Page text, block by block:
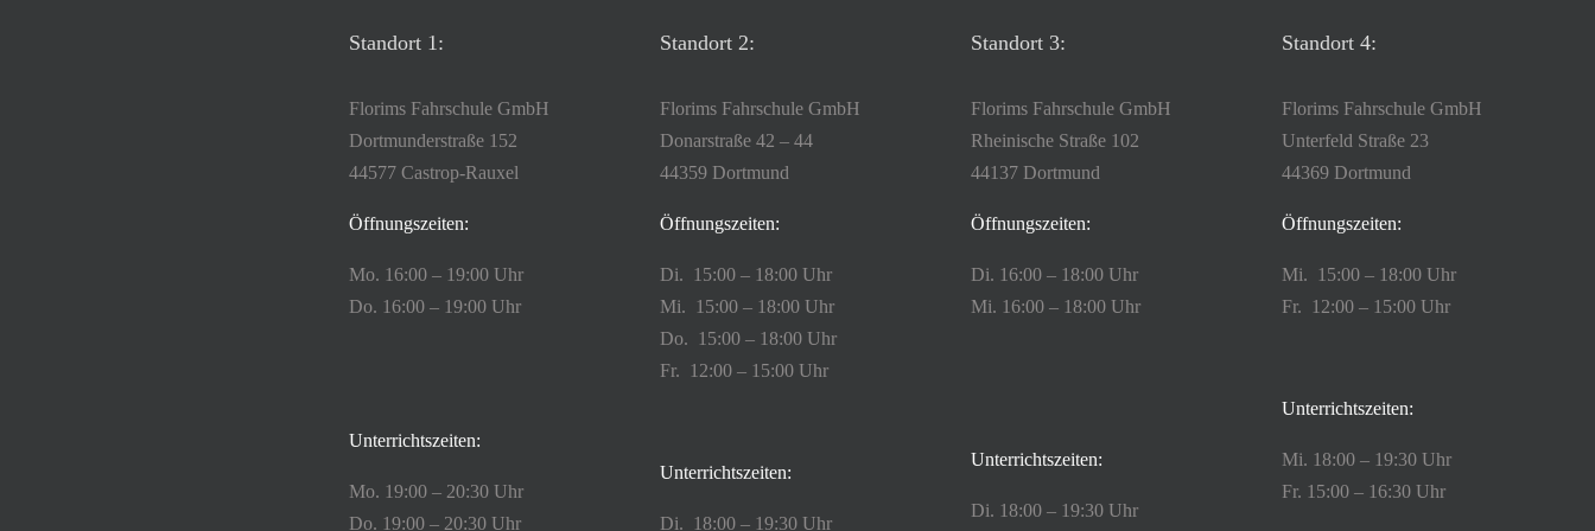
Standort 1:
Florims Fahrschule GmbH
Dortmunderstraße 152
44577 Castrop-Rauxel
Öffnungszeiten:
Mo. 16:00 – 19:00 Uhr
Do. 16:00 – 19:00 Uhr
Unterrichtszeiten:
Mo. 19:00 – 20:30 Uhr
Do. 19:00 – 20:30 Uhr
Standort 2:
Florims Fahrschule GmbH
Donarstraße 42 – 44
44359 Dortmund
Öffnungszeiten:
Di. 15:00 – 18:00 Uhr
Mi. 15:00 – 18:00 Uhr
Do. 15:00 – 18:00 Uhr
Fr. 12:00 – 15:00 Uhr
Unterrichtszeiten:
Di. 18:00 – 19:30 Uhr
Standort 3:
Florims Fahrschule GmbH
Rheinische Straße 102
44137 Dortmund
Öffnungszeiten:
Di. 16:00 – 18:00 Uhr
Mi. 16:00 – 18:00 Uhr
Unterrichtszeiten:
Di. 18:00 – 19:30 Uhr
Standort 4:
Florims Fahrschule GmbH
Unterfeld Straße 23
44369 Dortmund
Öffnungszeiten:
Mi. 15:00 – 18:00 Uhr
Fr. 12:00 – 15:00 Uhr
Unterrichtszeiten:
Mi. 18:00 – 19:30 Uhr
Fr. 15:00 – 16:30 Uhr